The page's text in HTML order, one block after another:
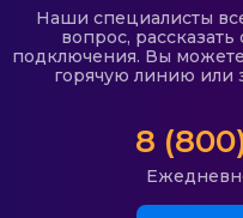
Наши специалисты
вопрос,
подключения. Вы
горячую линию или
8